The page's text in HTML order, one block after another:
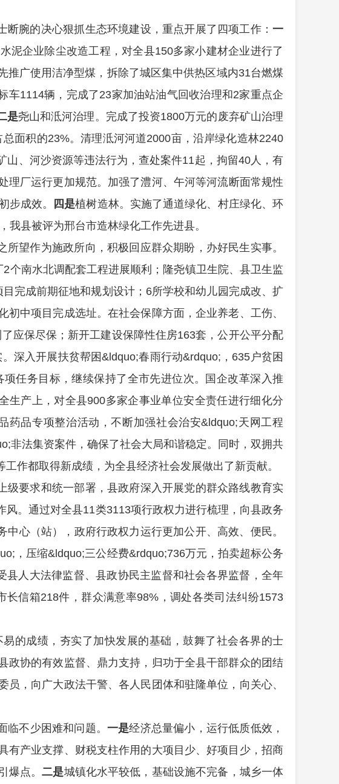
断腕的决心狠抓生态环境建设，重点开展了四项工作：一
泥企业除尘改造工程，对全县150多家小建材企业进行了
推广使用洁净型煤，拆除了城区集中供热区域内31台燃煤
1114辆，完成了23家加油站油气回收治理和2家重点企
是尧山和泜河治理。完成了投资1800万元的废弃矿山治理
面积的23%。清理泜河河道2000亩，沿岸绿化造林2240
、河沙资源等违法行为，查处案件11起，拘留40人，有
理厂运行更加规范。加强了澧河、午河等河流断面常规性
步成效。
四是植树造林。实施了通道绿化、村庄绿化、环
县被评为邢台市造林绿化工作先进县。
所望作为施政所向，积极回应群众期盼，办好民生实事。
个南水北调配套工程进展顺利；隆尧镇卫生院、县卫生监
完成前期征地和规划设计；6所学校和幼儿园完成改、扩
中项目完成选址。在社会保障方面，企业养老、工伤、
应保尽保；新开工建设保障性住房163套，公开公平分配
深入开展扶贫帮困&ldquo;春雨行动&rdquo;，635户贫困
任务目标，继续保持了全市先进位次。国企改革深入推
生产上，对全县900多家企事业单位安全责任进行细化分
品专项整治活动，不断加强社会治安&ldquo;天网工程
非法集资案件，确保了社会大局和谐稳定。同时，双拥共
作都取得新成绩，为全县经济社会发展做出了新贡献。
级要求和统一部署，县政府深入开展党的群众路线教育实
。通过对全县11类3113项行政权力进行梳理，向县政务
心（站），政府行政权力运行更加公开、高效、便民。
，压缩&ldquo;三公经费&rdquo;736万元，拍卖超标公务
县人大法律监督、县政协民主监督和社会各界监督，全年
信箱218件，群众满意率98%，调处各类司法纠纷1573
的成绩，夯实了加快发展的基础，鼓舞了社会各界的士
政协的有效监督、鼎力支持，归功于全县干部群众的团结
，向广大政法干警、各人民团体和驻隆单位，向关心、
临不少困难和问题。一是经济总量偏小，运行低质低效，
有产业支撑、财税支柱作用的大项目少、好项目少，招商
爆点。二是城镇化水平较低，基础设施不完备，城乡一体